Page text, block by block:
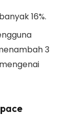
16%.
3